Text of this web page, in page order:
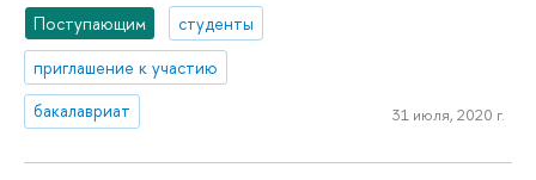
Поступающим
студенты
приглашение к участию
бакалавриат
31 июля, 2020 г.